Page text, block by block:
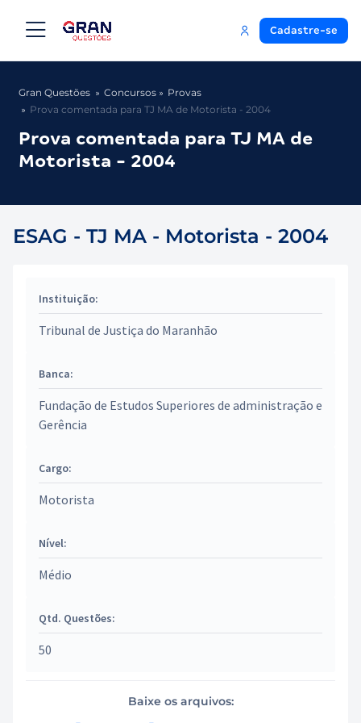
Cadastre-se
Gran Questões Concursos
Provas
Prova comentada para TJ MA de Motorista - 2004
Prova comentada para TJ MA de
Motorista - 2004
ESAG - TJ MA - Motorista - 2004
Instituição:
Tribunal de Justiça do Maranhão
Banca:
Fundação de Estudos Superiores de administração e
Gerência
Cargo:
Motorista
Nível:
Médio
Qtd. Questões:
50
Baixe os arquivos: